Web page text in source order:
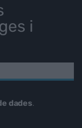
i
dades.